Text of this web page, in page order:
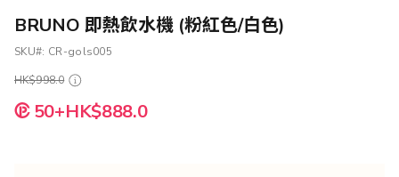
BRUNO 即熱飲水機 (粉紅色/白色)
SKU
CR-gols005
HK$998.0
50+HK$888.0